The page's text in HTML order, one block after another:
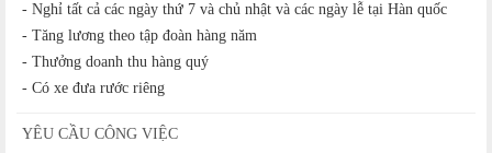
- Nghỉ tất cả các ngày thứ 7 và chủ nhật và các ngày lễ tại Hàn quốc
- Tăng lương theo tập đoàn hàng năm
- Thưởng doanh thu hàng quý
- Có xe đưa rước riêng
YÊU CẦU CÔNG VIỆC